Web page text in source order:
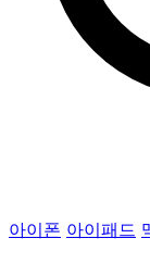
아이폰 아이패드